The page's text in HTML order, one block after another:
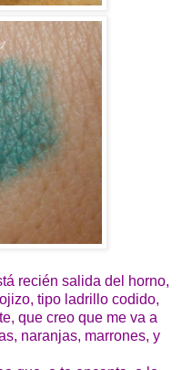
recién salida del horno,
tipo ladrillo codido,
que creo que me va a
naranjas, marrones, y